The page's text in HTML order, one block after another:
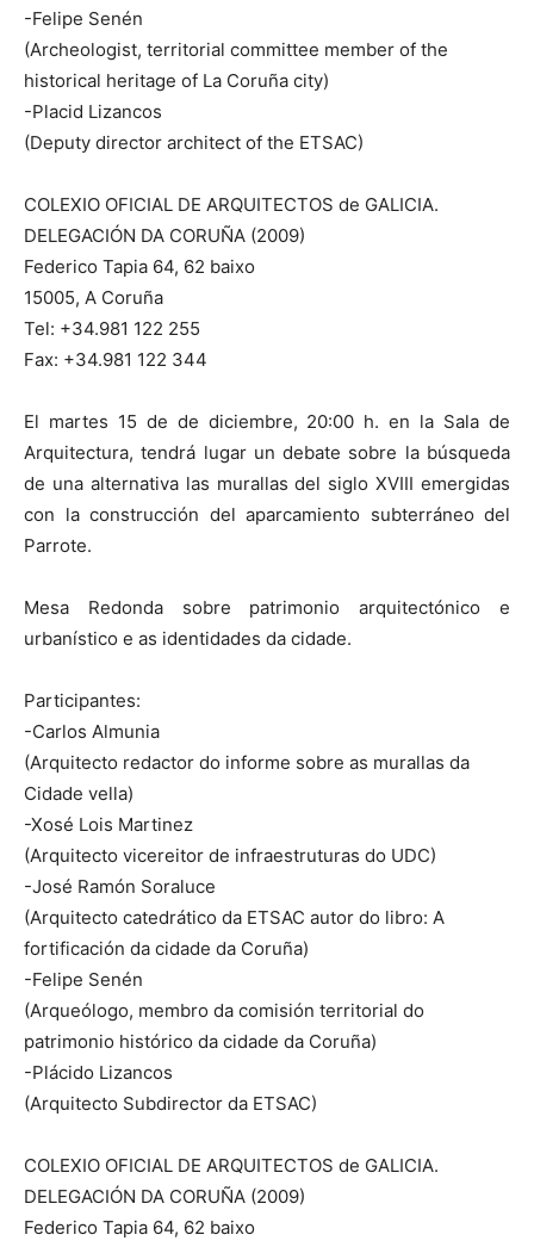
-Felipe Senén
(Archeologist, territorial committee member of the
historical heritage of La Coruña city)
-Placid Lizancos
(Deputy director architect of the ETSAC)
COLEXIO OFICIAL DE ARQUITECTOS de GALICIA.
DELEGACIÓN DA CORUÑA (2009)
Federico Tapia 64, 62 baixo
15005, A Coruña
Tel: +34.981 122 255
Fax: +34.981 122 344
El martes 15 de de diciembre, 20:00 h. en la Sala de
Arquitectura, tendrá lugar un debate sobre la búsqueda
de una alternativa las murallas del siglo XVIII emergidas
con la construcción del aparcamiento subterráneo del
Parrote.
Mesa Redonda sobre patrimonio arquitectónico e
urbanístico e as identidades da cidade.
Participantes:
-Carlos Almunia
(Arquitecto redactor do informe sobre as murallas da
Cidade vella)
-Xosé Lois Martinez
(Arquitecto vicereitor de infraestruturas do UDC)
-José Ramón Soraluce
(Arquitecto catedrático da ETSAC autor do libro: A
fortificación da cidade da Coruña)
-Felipe Senén
(Arqueólogo, membro da comisión territorial do
patrimonio histórico da cidade da Coruña)
-Plácido Lizancos
(Arquitecto Subdirector da ETSAC)
COLEXIO OFICIAL DE ARQUITECTOS de GALICIA.
DELEGACIÓN DA CORUÑA (2009)
Federico Tapia 64, 62 baixo